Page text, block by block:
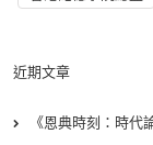
近期文章
《恩典時刻：時代